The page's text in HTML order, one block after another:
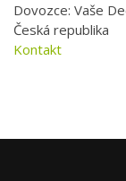
Dovozce: Vaše
Česká republika
Kontakt